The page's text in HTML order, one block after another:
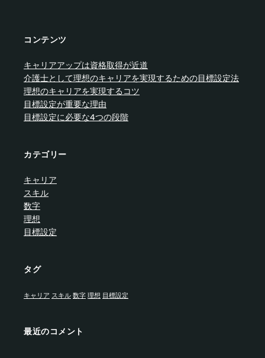
コンテンツ
キャリアアップは資格取得が近道
介護士として理想のキャリアを実現するための目標設定法
理想のキャリアを実現するコツ
目標設定が重要な理由
目標設定に必要な4つの段階
カテゴリー
キャリア
スキル
数字
理想
目標設定
タグ
キャリア スキル 数字 理想 目標設定
最近のコメント